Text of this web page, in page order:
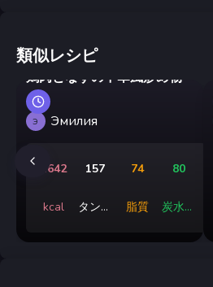
類似レシピ
鶏肉となすの中華風炒め物
Э Эмилия
1642
kcal
157
タンパ
74
脂質
80
炭水化